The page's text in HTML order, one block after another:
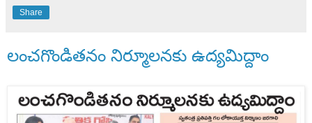
Share
లంచగొండితనం నిర్మూలనకు ఉద్యమిద్దాం